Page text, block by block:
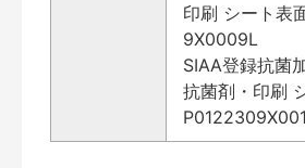
印刷 シート表
9X0009L
SIAA登録抗菌
抗菌剤・印刷